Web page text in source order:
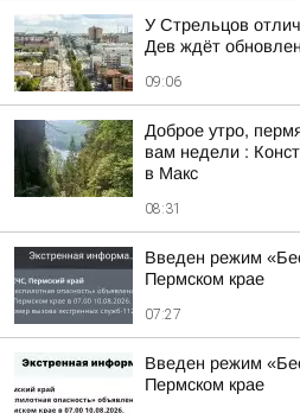
У Стрельцов
Дев ждёт
09:06
Доброе утро,
вам недели :
в Макс
08:31
Введен режим
Пермском крае
07:27
Введен режим
Пермском крае